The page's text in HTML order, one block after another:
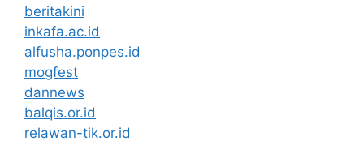
beritakini
inkafa.ac.id
alfusha.ponpes.id
mogfest
dannews
balqis.or.id
relawan-tik.or.id